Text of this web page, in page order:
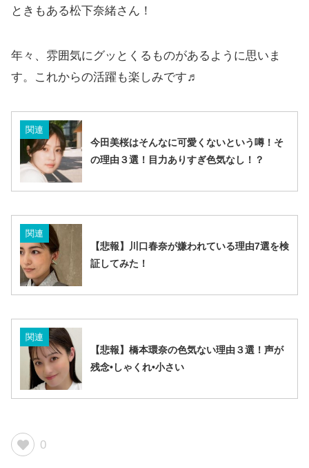
ときもある松下奈緒さん！
年々、雰囲気にグッとくるものがあるように思いま
す。これからの活躍も楽しみです♬
関連
今田美桜はそんなに可愛くないという噂！そ
の理由３選！目力ありすぎ色気なし！？
関連
【悲報】川口春奈が嫌われている理由7選を検
証してみた！
関連
【悲報】橋本環奈の色気ない理由３選！声が
残念•しゃくれ•小さい
0